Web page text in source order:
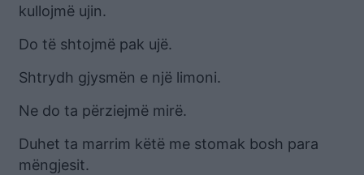
kullojmë ujin.
Do të shtojmë pak ujë.
Shtrydh gjysmën e një limoni.
Ne do ta përziejmë mirë.
Duhet ta marrim këtë me stomak bosh para
mëngjesit.